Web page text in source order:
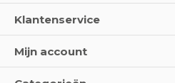
Klantenservice
Mijn account